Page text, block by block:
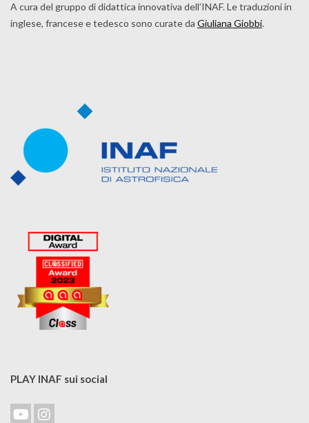
A cura del gruppo di didattica innovativa dell’INAF. Le traduzioni in
inglese, francese e tedesco sono curate da Giuliana Giobbi.
PLAY INAF sui social